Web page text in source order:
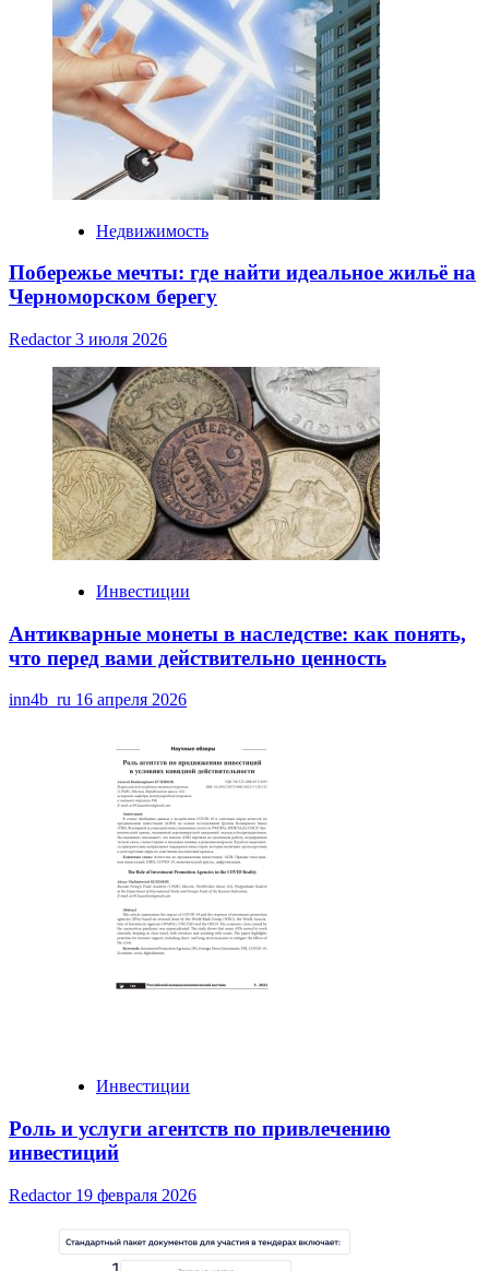
Недвижимость
Побережье мечты: где найти идеальное жильё на
Черноморском берегу
Redactor3 июля 2026
Инвестиции
Антикварные монеты в наследстве: как понять,
что перед вами действительно ценность
inn4b_ru 16 апреля 2026
Инвестиции
Роль и услуги агентств по привлечению
инвестиций
Redactor 19 февраля 2026